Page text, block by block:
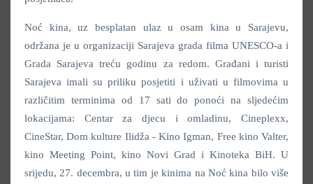
Noć kina, uz besplatan ulaz u osam kina u Sarajevu,
održana je u organizaciji Sarajeva grada filma UNESCO-a i
Grada Sarajeva treću godinu za redom. Građani i turisti
Sarajeva imali su priliku posjetiti i uživati u filmovima u
različitim terminima od 17 sati do ponoći na sljedećim
lokacijama: Centar za djecu i omladinu, Cineplexx,
CineStar, Dom kulture Ilidža - Kino Igman, Free kino Valter,
kino Meeting Point, kino Novi Grad i Kinoteka BiH. U
srijedu, 27. decembra, u tim je kinima na Noć kina bilo više